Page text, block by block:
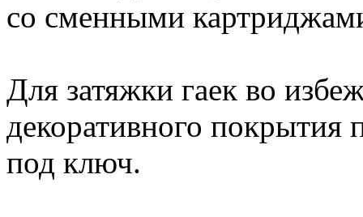
со сменными
Для затяжки гаек во
декоративного покрытия
под ключ.